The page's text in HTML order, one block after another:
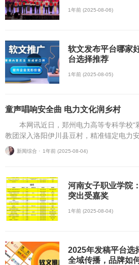
1年前 (2025-08-06)
软文发布平台哪家
台选择推荐
1年前 (2025-08-05)
童声唱响安全曲 电力文化润乡村
本网讯近日，郑州电力高等专科学校“
教团深入洛阳伊川县豆村，精准锚定电力
在乡村课堂精心策划并开展了一场别开生
动。活动巧妙地将...
新闻综合 ⋅ 1年前 (2025-08-04)
河南女子职业学院
突出受嘉奖
1年前 (2025-08-04)
2025年发稿平台选
全域传播，品牌如